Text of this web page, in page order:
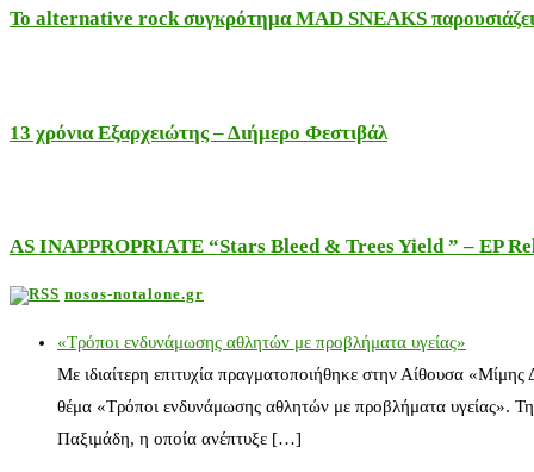
Το alternative rock συγκρότημα MAD SNEAKS
13 χρόνια Εξαρχειώτης – Διήμερο Φεστιβάλ
AS INAPPROPRIATE “Stars Bleed & Trees Yield ” – EP
nosos-notalone.gr
«Τρόποι ενδυνάμωσης αθλητών με προβλήματα υγείας»
Με ιδιαίτερη επιτυχία πραγματοποιήθηκε στην Αίθουσα
θέμα «Τρόποι ενδυνάμωσης αθλητών με προβλήματα υγείας».
Παξιμάδη, η οποία ανέπτυξε […]